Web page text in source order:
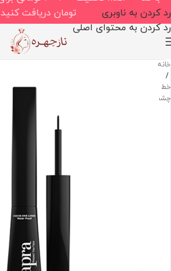
رد کردن به ناوبری
رد کردن به محتوای اصلی
تومان دریافت کنید
خانه
/
خط
چشم